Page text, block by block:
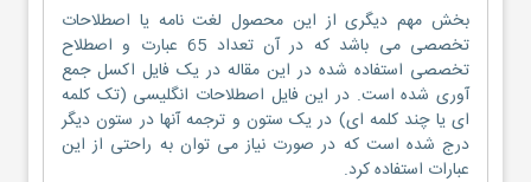
بخش مهم دیگری از این محصول لغت نامه یا اصطلاحات
تخصصی می باشد که در آن تعداد 65 عبارت و اصطلاح
تخصصی استفاده شده در این مقاله در یک فایل اکسل جمع
آوری شده است. در این فایل اصطلاحات انگلیسی (تک کلمه
ای یا چند کلمه ای) در یک ستون و ترجمه آنها در ستون دیگر
درج شده است که در صورت نیاز می توان به راحتی از این
عبارات استفاده کرد.